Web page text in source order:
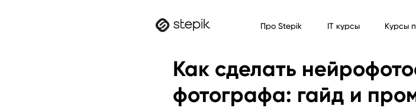
Про Stepik IT курсы Курсы
Как сделать
фотографа: гайд и